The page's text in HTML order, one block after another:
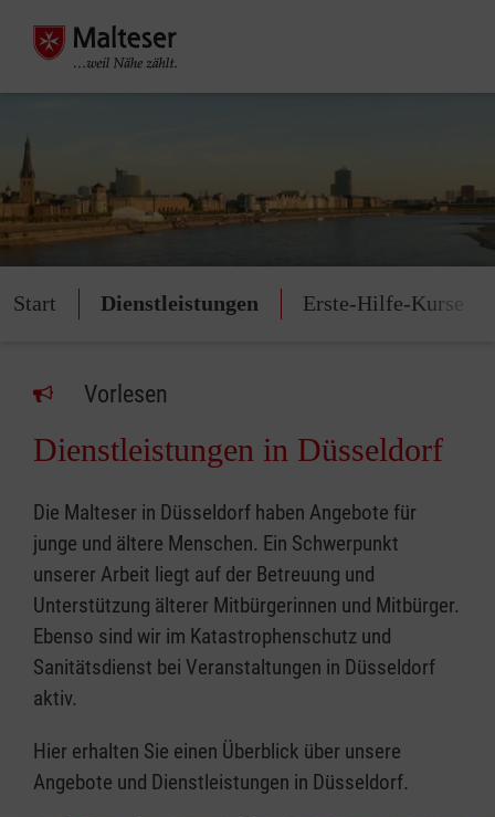
Start Dienstleistungen Erste-Hilfe-Kurse
Vorlesen
Dienstleistungen in Düsseldorf
Die Malteser in Düsseldorf haben Angebote für
junge und ältere Menschen. Ein Schwerpunkt
unserer Arbeit liegt auf der Betreuung und
Unterstützung älterer Mitbürgerinnen und Mitbürger.
Ebenso sind wir im Katastrophenschutz und
Sanitätsdienst bei Veranstaltungen in Düsseldorf
aktiv.
Hier erhalten Sie einen Überblick über unsere
Angebote und Dienstleistungen in Düsseldorf.